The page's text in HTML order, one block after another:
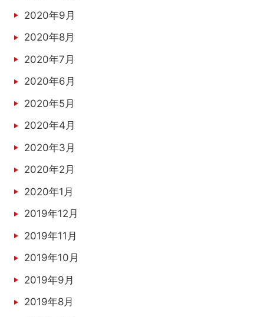
2020年9月
2020年8月
2020年7月
2020年6月
2020年5月
2020年4月
2020年3月
2020年2月
2020年1月
2019年12月
2019年11月
2019年10月
2019年9月
2019年8月